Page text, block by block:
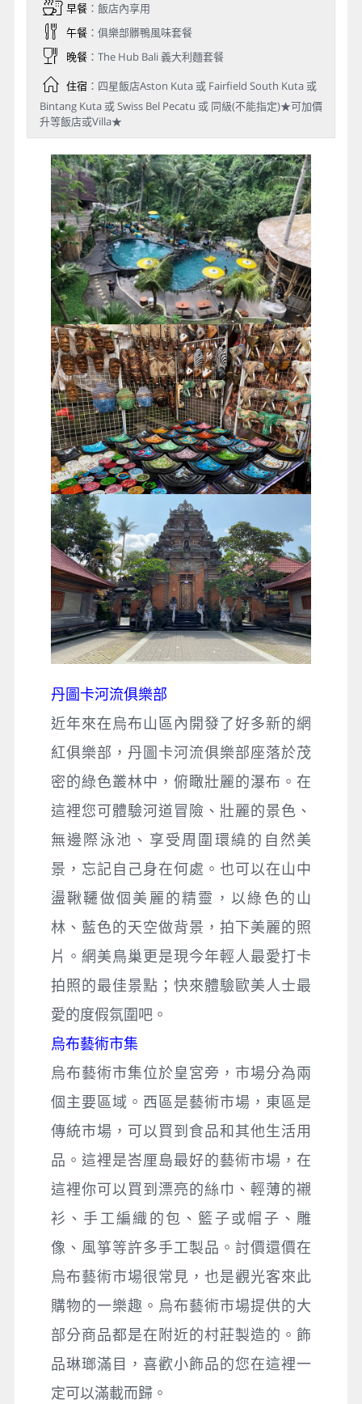
早餐：飯店內享用
午餐：俱樂部髒鴨風味套餐
晚餐：The Hub Bali 義大利麵套餐
住宿：四星飯店Aston Kuta 或 Fairfield South Kuta 或
Bintang Kuta 或 Swiss Bel Pecatu 或 同級(不能指定)★可加價
升等飯店或Villa★
丹圖卡河流俱樂部
近年來在烏布山區內開發了好多新的網
紅俱樂部，丹圖卡河流俱樂部座落於茂
密的綠色叢林中，俯瞰壯麗的瀑布。在
這裡您可體驗河道冒險、壯麗的景色、
無邊際泳池、享受周圍環繞的自然美
景，忘記自己身在何處。也可以在山中
盪鞦韆做個美麗的精靈，以綠色的山
林、藍色的天空做背景，拍下美麗的照
片。網美鳥巢更是現今年輕人最愛打卡
拍照的最佳景點；快來體驗歐美人士最
愛的度假氛圍吧。
烏布藝術市集
烏布藝術市集位於皇宮旁，市場分為兩
個主要區域。西區是藝術市場，東區是
傳統市場，可以買到食品和其他生活用
品。這裡是峇厘島最好的藝術市場，在
這裡你可以買到漂亮的絲巾、輕薄的襯
衫、手工編織的包、籃子或帽子、雕
像、風箏等許多手工製品。討價還價在
烏布藝術市場很常見，也是觀光客來此
購物的一樂趣。烏布藝術市場提供的大
部分商品都是在附近的村莊製造的。飾
品琳瑯滿目，喜歡小飾品的您在這裡一
定可以滿載而歸。